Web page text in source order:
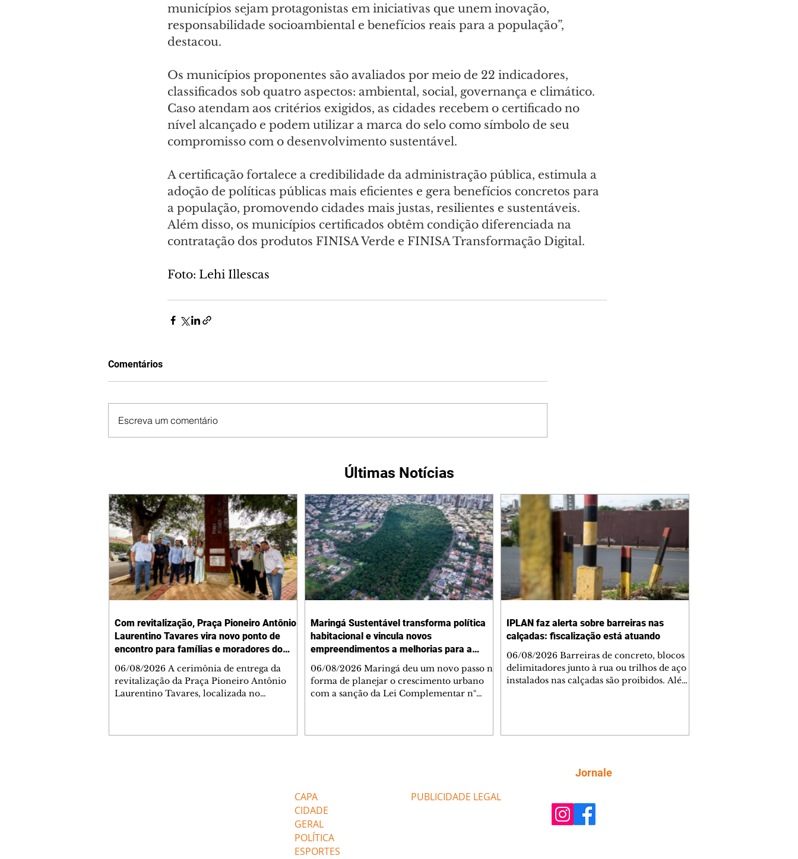
municípios sejam protagonistas em iniciativas que unem inovação,
responsabilidade socioambiental e benefícios reais para a população”,
destacou.
Os municípios proponentes são avaliados por meio de 22 indicadores,
classificados sob quatro aspectos: ambiental, social, governança e climático.
Caso atendam aos critérios exigidos, as cidades recebem o certificado no
nível alcançado e podem utilizar a marca do selo como símbolo de seu
compromisso com o desenvolvimento sustentável.
A certificação fortalece a credibilidade da administração pública, estimula a
adoção de políticas públicas mais eficientes e gera benefícios concretos para
a população, promovendo cidades mais justas, resilientes e sustentáveis.
Além disso, os municípios certificados obtêm condição diferenciada na
contratação dos produtos FINISA Verde e FINISA Transformação Digital.
Foto: Lehi Illescas
Comentários
Escreva um comentário
Últimas Notícias
Com revitalização, Praça Pioneiro Antônio
Laurentino Tavares vira novo ponto de
encontro para famílias e moradores do
Jardim Liberdade
06/08/2026 A cerimônia de entrega da
revitalização da Praça Pioneiro Antônio
Laurentino Tavares, localizada no
Maringá Sustentável transforma política
habitacional e vincula novos
empreendimentos a melhorias para a
cidade
06/08/2026 Maringá deu um novo passo na
forma de planejar o crescimento urbano
com a sanção da Lei Complementar nº
avanço da lei é mudar a lógica de concessão
de benefícios urbanísticos frente
IPLAN faz alerta sobre barreiras nas
calçadas: fiscalização está atuando
06/08/2026 Barreiras de concreto, blocos
delimitadores junto à rua ou trilhos de aço
instalados nas calçadas são proibidos. Além
(IPLAN), que está intensificando a
fiscalização sobre as calçadas, o que inclui
CAPA
CIDADE
GERAL
POLÍTICA
ESPORTES
PUBLICIDADE LEGAL
Jornale